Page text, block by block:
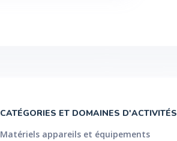
CATÉGORIES ET DOMAINES D'ACTIVITÉS
Matériels appareils et équipements